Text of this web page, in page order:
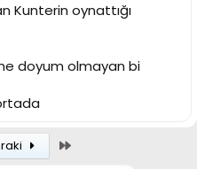
Kunterin oynattığı
doyum olmayan bi